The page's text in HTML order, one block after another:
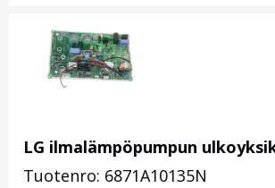
LG ilmalämpöpumpun
Tuotenro: 6871A10135N